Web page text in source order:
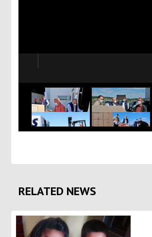
RELATED NEWS